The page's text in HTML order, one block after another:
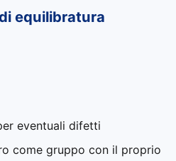
equilibratura
eventuali difetti
come gruppo con il proprio